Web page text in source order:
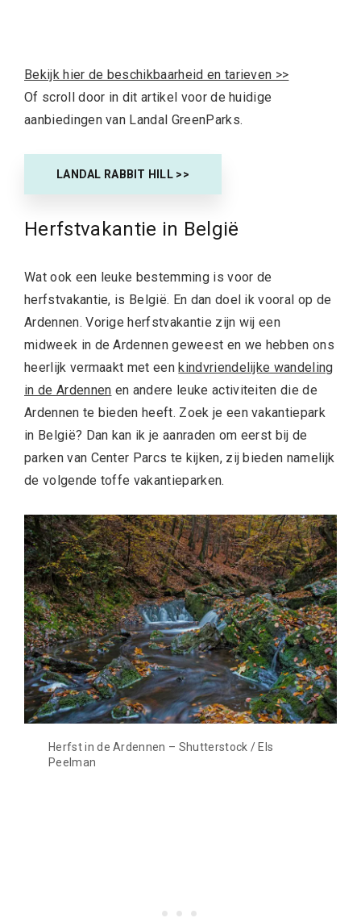
Bekijk hier de beschikbaarheid en tarieven >>
Of scroll door in dit artikel voor de huidige
aanbiedingen van Landal GreenParks.
LANDAL RABBIT HILL >>
Herfstvakantie in België
Wat ook een leuke bestemming is voor de
herfstvakantie, is België. En dan doel ik vooral op de
Ardennen. Vorige herfstvakantie zijn wij een
midweek in de Ardennen geweest en we hebben ons
heerlijk vermaakt met eenkindvriendelijke wandeling
in de Ardennen en andere leuke activiteiten die de
Ardennen te bieden heeft. Zoek je een vakantiepark
in België? Dan kan ik je aanraden om eerst bij de
parken van Center Parcs te kijken, zij bieden namelijk
de volgende toffe vakantieparken.
Herfst in de Ardennen – Shutterstock / Els
Peelman